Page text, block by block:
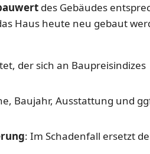
des Gebäudes
Haus heute neu gebaut
der sich an Baupreisindizes
Baujahr, Ausstattung und
: Im Schadenfall ersetzt